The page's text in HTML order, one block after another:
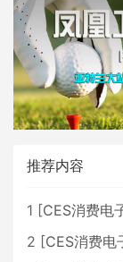
推荐内容
1 [CES消费电
2 [CES消费电